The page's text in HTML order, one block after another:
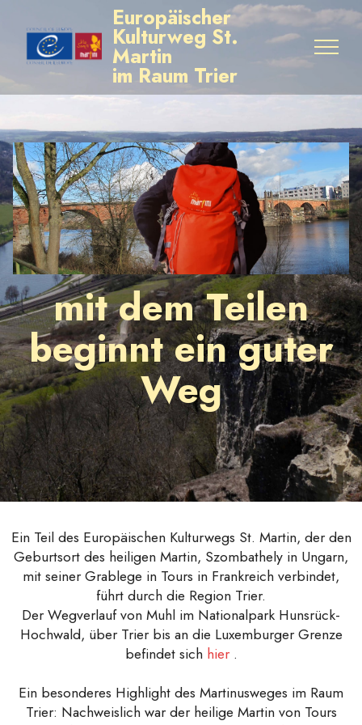
Europäischer
Kulturweg St.
Martin
im Raum Trier
mit dem Teilen
beginnt ein guter
Weg
Ein Teil des Europäischen Kulturwegs St. Martin, der den
Geburtsort des heiligen Martin, Szombathely in Ungarn,
mit seiner Grablege in Tours in Frankreich verbindet,
führt durch die Region Trier.
Der Wegverlauf von Muhl im Nationalpark Hunsrück-
Hochwald, über Trier bis an die Luxemburger Grenze
befindet sich hier.
Ein besonderes Highlight des Martinusweges im Raum
Trier: Nachweislich war der heilige Martin von Tours